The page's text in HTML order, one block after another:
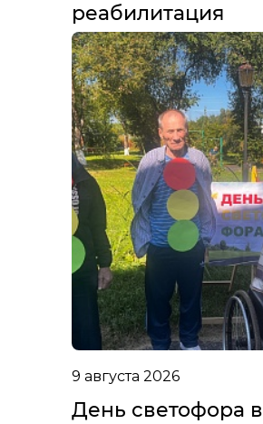
реабилитация
9 августа 2026
День светофора в